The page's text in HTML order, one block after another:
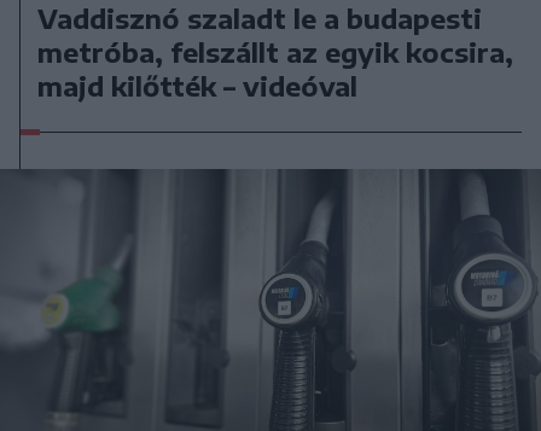
Vaddisznó szaladt le a budapesti
metróba, felszállt az egyik kocsira,
majd kilőtték – videóval